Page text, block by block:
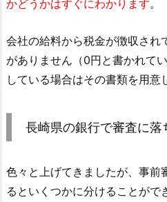
かどうかはすぐにわかります。
会社の給料から税金が徴収され
がありません（0円と書かれて
している場合はその書類を用意
長崎県の銀行で審査に落
色々と上げてきましたが、事前
るといくつかに分けることがで